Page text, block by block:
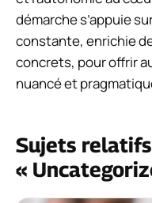
démarche s’appuie
constante, enrichie
concrets, pour offrir
nuancé et
Sujets
«